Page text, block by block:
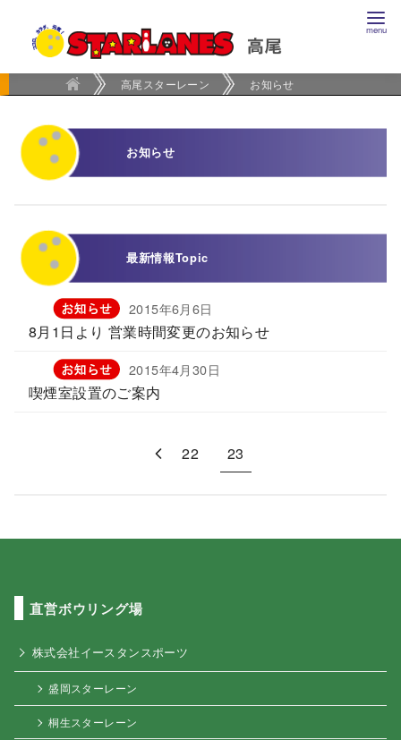
高尾スターレーン お知らせ
お知らせ
最新情報Topic
2015年6月6日
8月1日より 営業時間変更のお知らせ
2015年4月30日
喫煙室設置のご案内
22 23
直営ボウリング場
株式会社イースタンスポーツ
盛岡スターレーン
桐生スターレーン